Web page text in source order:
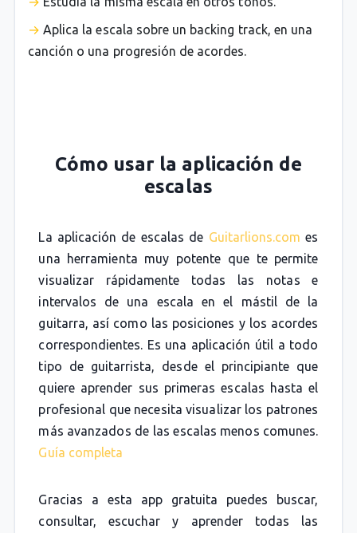
Aplica la escala sobre un backing track, en una
canción o una progresión de acordes.
Cómo usar la aplicación de
escalas
La aplicación de escalas de Guitarlions.com es
una herramienta muy potente que te permite
visualizar rápidamente todas las notas e
intervalos de una escala en el mástil de la
guitarra, así como las posiciones y los acordes
correspondientes. Es una aplicación útil a todo
tipo de guitarrista, desde el principiante que
quiere aprender sus primeras escalas hasta el
profesional que necesita visualizar los patrones
más avanzados de las escalas menos comunes.
Guía completa
Gracias a esta app gratuita puedes buscar,
consultar, escuchar y aprender todas las